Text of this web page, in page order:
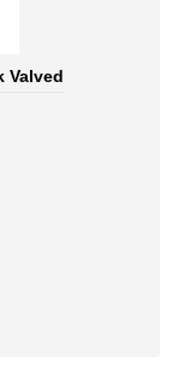
Valved